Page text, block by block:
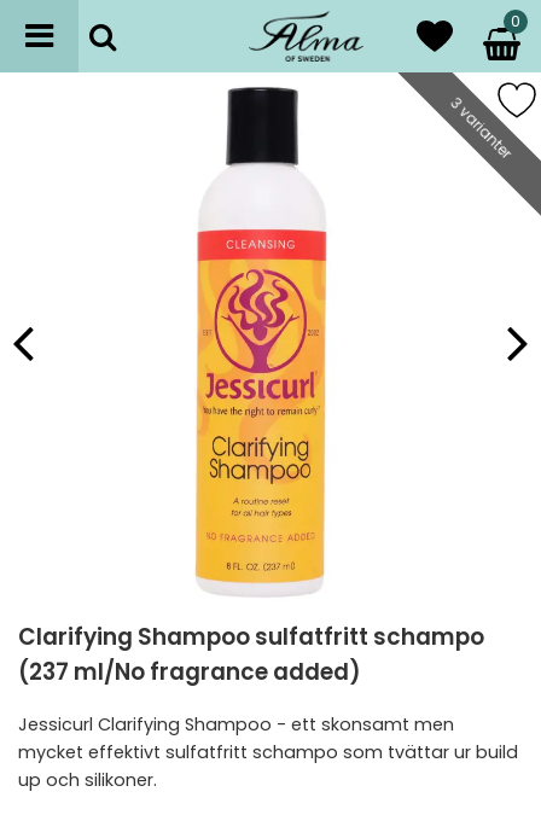
0
3 varianter
Clarifying Shampoo sulfatfritt schampo
(237 ml/No fragrance added)
Jessicurl Clarifying Shampoo - ett skonsamt men
mycket effektivt sulfatfritt schampo som tvättar ur build
up och silikoner.